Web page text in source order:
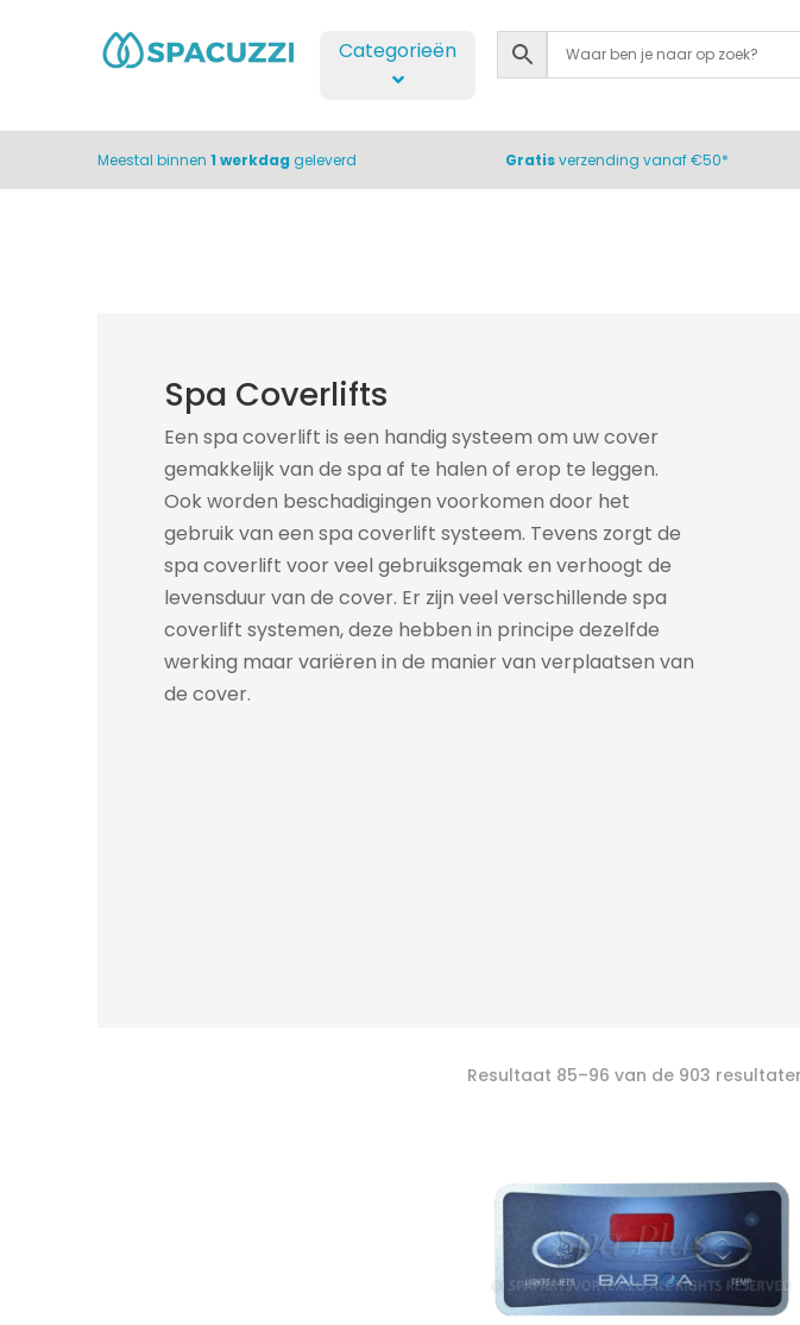
Categorieën
Meestal binnen 1 werkdag geleverd Gratisverzending vanaf €50*
Spa Coverlifts
Een spa coverlift is een handig systeem om uw cover
gemakkelijk van de spa af te halen of erop te leggen.
Ook worden beschadigingen voorkomen door het
gebruik van een spa coverlift systeem. Tevens zorgt de
spa coverlift voor veel gebruiksgemak en verhoogt de
levensduur van de cover. Er zijn veel verschillende spa
coverlift systemen, deze hebben in principe dezelfde
werking maar variëren in de manier van verplaatsen van
de cover.
Resultaat 85–96 van de 903